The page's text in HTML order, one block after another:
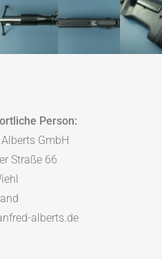
Person:
GmbH
Straße 66
alberts.de